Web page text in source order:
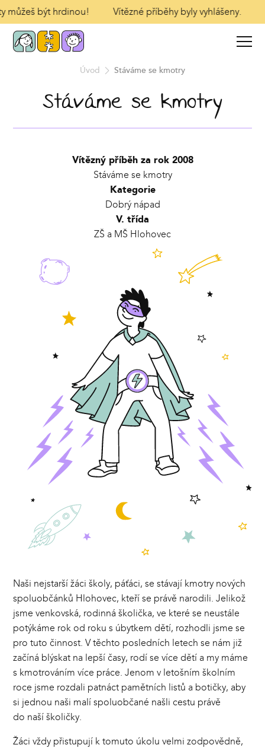
můžeš být hrdinou! Vítězné příběhy byly vyhlášeny.
Úvod Stáváme se kmotry
Stáváme se kmotry
Vítězný příběh za rok 2008
Stáváme se kmotry
Kategorie
Dobrý nápad
V. třída
ZŠ a MŠ Hlohovec
Naši nejstarší žáci školy, páťáci, se stávají kmotry nových
spoluobčánků Hlohovec, kteří se právě narodili. Jelikož
jsme venkovská, rodinná školička, ve které se neustále
potýkáme rok od roku s úbytkem dětí, rozhodli jsme se
pro tuto činnost. V těchto posledních letech se nám již
začíná blýskat na lepší časy, rodí se více dětí a my máme
s kmotrováním více práce. Jenom v letošním školním
roce jsme rozdali patnáct pamětních listů a botičky, aby
si jednou naši malí spoluobčané našli cestu právě
do naší školičky.
Žáci vždy přistupují k tomuto úkolu velmi zodpovědně,